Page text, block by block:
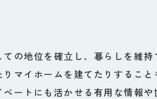
の地位を確立し、暮らしを維持
マイホームを建てたりすること
ートにも活かせる有用な情報や